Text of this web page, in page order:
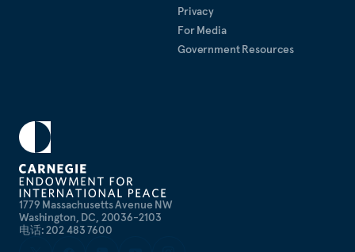
1779 Massachusetts Avenue NW
Washington, DC, 20036-2103
电话: 202 483 7600
Privacy
For Media
Government Resources